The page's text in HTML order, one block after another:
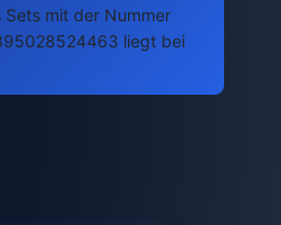
Sets mit der Nummer
liegt bei